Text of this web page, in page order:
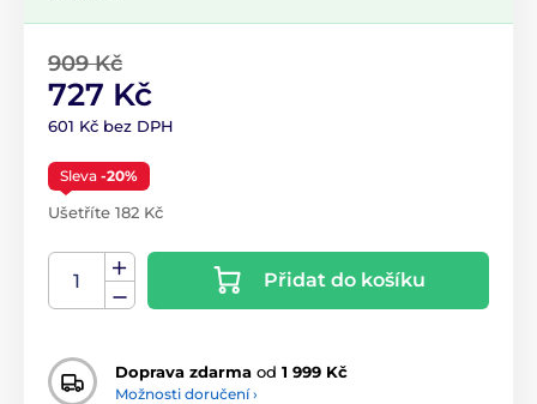
909 Kč
727 Kč
601 Kč bez DPH
Sleva -20%
Ušetříte 182 Kč
Přidat do košíku
Doprava zdarma od 1 999 Kč
Možnosti doručení ›